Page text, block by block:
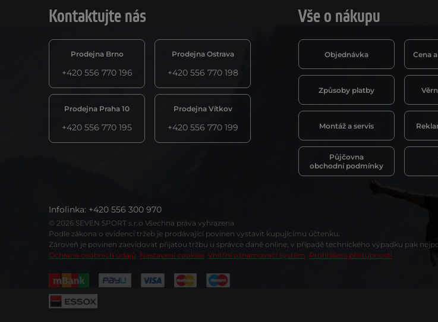
Kontaktujte nás
Prodejna Brno
+420 556 770 196
Prodejna Ostrava
+420 556 770 198
Prodejna Praha 10
+420 556 770 195
Prodejna Vítkov
+420 556 770 199
Vše o nákupu
Objednávka Cena
Způsoby platby
Montáž a servis
Půjčovna
obchodní podmínky
Infolinka: +420 556 300 970
© 2026 SEVEN SPORT s.r.o Všechna práva vyhrazena
Podle zákona o evidenci tržeb je prodávající povinen vystavit kupujícímu účtenku.
Zároveň je povinen zaevidovat přijatou tržbu u správce daně online; v případě technického výpadku pak
Ochrana osobních údajů Nastavení cookies Vnitřní oznamovací systém Prohlášení přístupnosti